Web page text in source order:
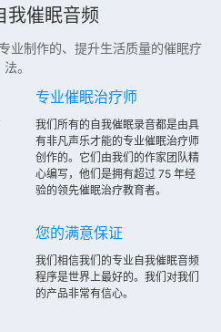
我催眠音频
业制作的、提升生活质量的催眠疗
法。
专业催眠治疗师
我们所有的自我催眠录音都是由具
有非凡声乐才能的专业催眠治疗师
创作的。它们由我们的作家团队精
心编写，他们是拥有超过 75 年经
验的领先催眠治疗教育者。
您的满意保证
我们相信我们的专业自我催眠音频
程序是世界上最好的。我们对我们
的产品非常有信心。